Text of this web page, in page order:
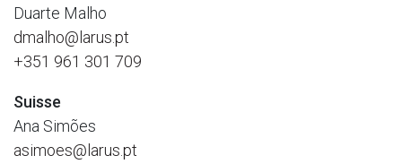
Duarte Malho
dmalho@larus.pt
+351 961 301 709
Suisse
Ana Simões
asimoes@larus.pt